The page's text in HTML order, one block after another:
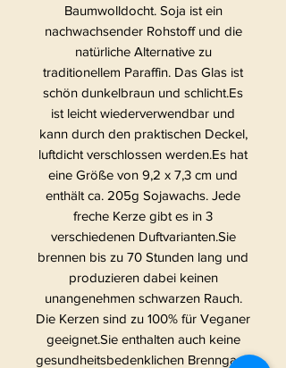
Baumwolldocht. Soja ist ein
nachwachsender Rohstoff und die
natürliche Alternative zu
traditionellem Paraffin. Das Glas ist
schön dunkelbraun und schlicht.Es
ist leicht wiederverwendbar und
kann durch den praktischen Deckel,
luftdicht verschlossen werden.Es hat
eine Größe von 9,2 x 7,3 cm und
enthält ca. 205g Sojawachs. Jede
freche Kerze gibt es in 3
verschiedenen Duftvarianten.Sie
brennen bis zu 70 Stunden lang und
produzieren dabei keinen
unangenehmen schwarzen Rauch.
Die Kerzen sind zu 100% für Veganer
geeignet.Sie enthalten auch keine
gesundheitsbedenklichen Brenngase